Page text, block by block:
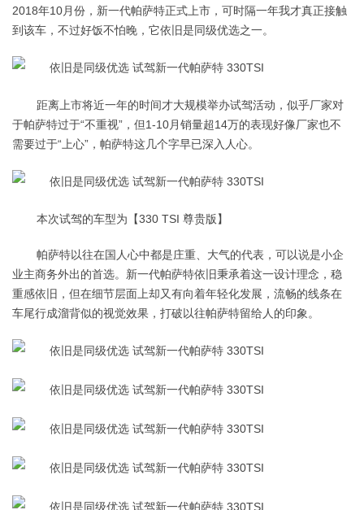
2018年10月份，新一代帕萨特正式上市，可时隔一年我才真正接触
到该车，不过好饭不怕晚，它依旧是同级优选之一。
距离上市将近一年的时间才大规模举办试驾活动，似乎厂家对
于帕萨特过于“不重视”，但1-10月销量超14万的表现好像厂家也不
需要过于“上心”，帕萨特这几个字早已深入人心。
本次试驾的车型为【330 TSI 尊贵版】
帕萨特以往在国人心中都是庄重、大气的代表，可以说是小企
业主商务外出的首选。新一代帕萨特依旧秉承着这一设计理念，稳
重感依旧，但在细节层面上却又有向着年轻化发展，流畅的线条在
车尾行成溜背似的视觉效果，打破以往帕萨特留给人的印象。